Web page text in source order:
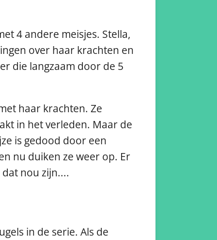
4 andere meisjes. Stella,
over haar krachten en
die langzaam door de 5
haar krachten. Ze
in het verleden. Maar de
is gedood door een
nu duiken ze weer op. Er
nou zijn....
in de serie. Als de